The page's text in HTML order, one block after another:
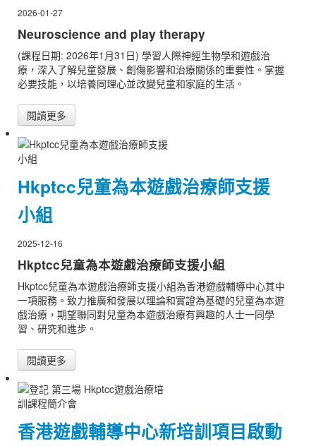
2026-01-27
Neuroscience and play therapy
(課程日期: 2026年1月31日) 學習人際神經生物學和遊戲治
療，深入了解兒童發展、創傷影響和治療關係的重要性。掌握
必要技能，以培養同理心並改變兒童和家庭的生活。
閱讀更多
Hkptcc兒童為本遊戲治療師支援
小組
2025-12-16
Hkptcc兒童為本遊戲治療師支援小組
Hkptcc兒童為本遊戲治療師支援小組為香港遊戲輔導中心其中
一項服務。致力推廣和發展以理論和實證為基礎的兒童為本遊
戲治療，期望聯同對兒童為本遊戲治療有興趣的人士一同學
習、研究和進步。
閱讀更多
香港遊戲輔導中心新培訓項目啟動